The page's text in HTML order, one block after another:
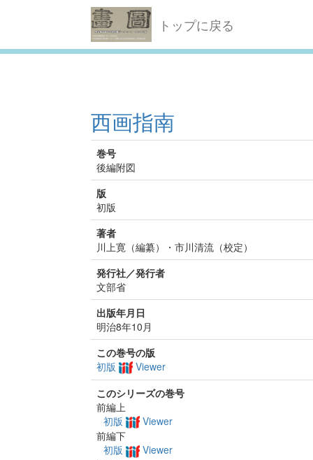
トップに戻る
西画指南
巻号
後編附図
版
初版
著者
川上寛（編纂）・市川清流（校定）
発行社／発行者
文部省
出版年月日
明治8年10月
この巻号の版
初版
Viewer
このシリーズの巻号
前編上
初版
Viewer
前編下
初版
Viewer